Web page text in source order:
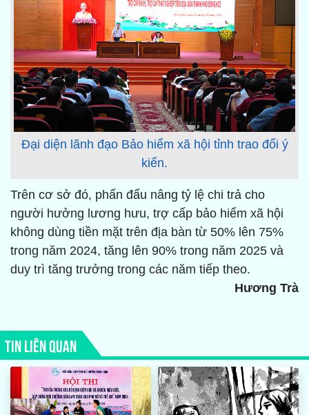
Đại diện lãnh đạo Bảo hiểm xã hội tỉnh trao đổi ý
kiến.
Trên cơ sở đó, phấn đấu nâng tỷ lệ chi trả cho
người hưởng lương hưu, trợ cấp bảo hiểm xã hội
không dùng tiền mặt trên địa bàn từ 50% lên 75%
trong năm 2024, tăng lên 90% trong năm 2025 và
duy trì tăng trưởng trong các năm tiếp theo.
Hương Trà
TIN LIÊN QUAN